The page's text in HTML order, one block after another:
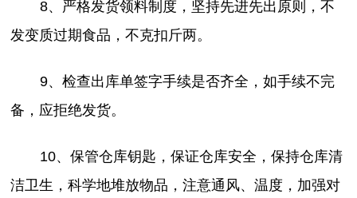
8、严格发货领料制度，坚持先进先出原则，不
发变质过期食品，不克扣斤两。
9、检查出库单签字手续是否齐全，如手续不完
备，应拒绝发货。
10、保管仓库钥匙，保证仓库安全，保持仓库清
洁卫生，科学地堆放物品，注意通风、温度，加强对